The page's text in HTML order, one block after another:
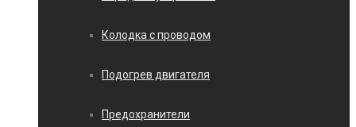
Колодка с проводом
Подогрев двигателя
Предохранители